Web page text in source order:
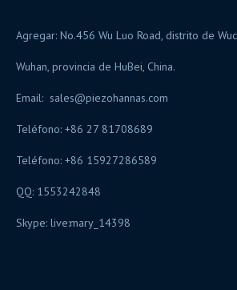
Agregar: No.456 Wu Luo Road, distrito de
Wuhan, provincia de HuBei, China.
Email: sales@piezohannas.com
Teléfono: +86 27 81708689
Teléfono: +86 15927286589
QQ: 1553242848
Skype: live:mary_14398